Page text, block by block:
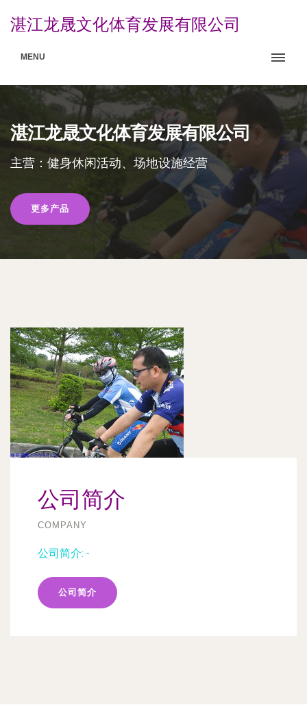
湛江龙晟文化体育发展有限公司
MENU
湛江龙晟文化体育发展有限公司
主营：健身休闲活动、场地设施经营
更多产品
公司简介
COMPANY
公司简介: -
公司简介